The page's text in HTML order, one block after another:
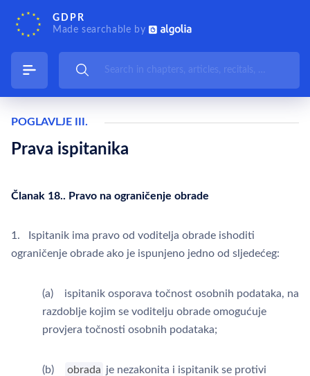
GDPR
Made searchable by
POGLAVLJE III.
Prava ispitanika
Članak 18.. Pravo na ograničenje obrade
1. Ispitanik ima pravo od voditelja obrade ishoditi
ograničenje obrade ako je ispunjeno jedno od sljedećeg:
(a) ispitanik osporava točnost osobnih podataka, na
razdoblje kojim se voditelju obrade omogućuje
provjera točnosti osobnih podataka;
(b) obrada je nezakonita i ispitanik se protivi